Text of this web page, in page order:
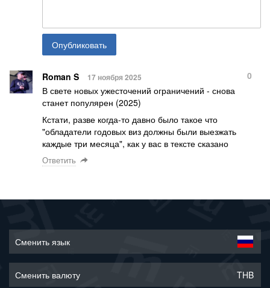
Опубликовать
Roman S 17 ноября 2025
В свете новых ужесточений ограничений - снова
станет популярен (2025)
Кстати, разве когда-то давно было такое что
"обладатели годовых виз должны были выезжать
каждые три месяца", как у вас в тексте сказано
0
Ответить
Сменить язык
Сменить валюту THB